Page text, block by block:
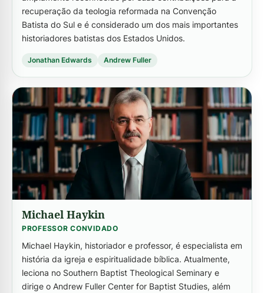
recuperação da teologia reformada na Convenção
Batista do Sul e é considerado um dos mais importantes
historiadores batistas dos Estados Unidos.
Jonathan Edwards Andrew Fuller
-->
Michael Haykin
PROFESSOR CONVIDADO
Michael Haykin, historiador e professor, é especialista em
história da igreja e espiritualidade bíblica. Atualmente,
leciona no Southern Baptist Theological Seminary e
dirige o Andrew Fuller Center for Baptist Studies, além